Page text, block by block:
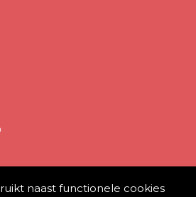
naast functionele cookies